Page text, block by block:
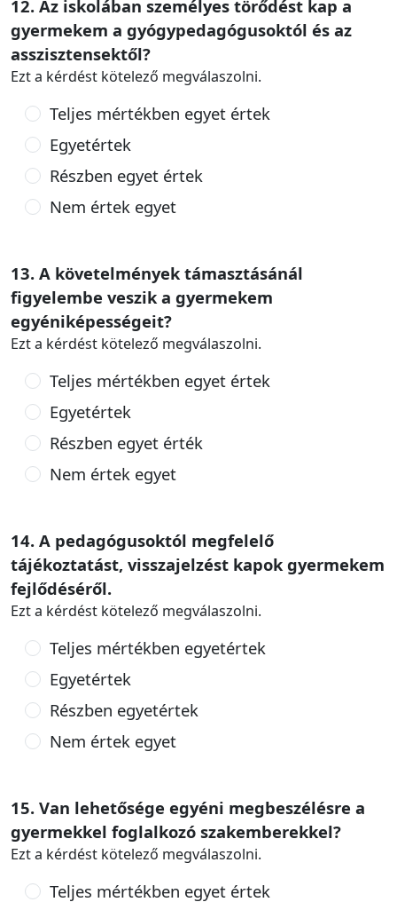
12. Az iskolában személyes törődést kap a
gyermekem a gyógypedagógusoktól és az
asszisztensektől?
Ezt a kérdést kötelező megválaszolni.
Teljes mértékben egyet értek
Egyetértek
Részben egyet értek
Nem értek egyet
13. A követelmények támasztásánál
figyelembe veszik a gyermekem
egyéniképességeit?
Ezt a kérdést kötelező megválaszolni.
Teljes mértékben egyet értek
Egyetértek
Részben egyet érték
Nem értek egyet
14. A pedagógusoktól megfelelő
tájékoztatást, visszajelzést kapok gyermekem
fejlődéséről.
Ezt a kérdést kötelező megválaszolni.
Teljes mértékben egyetértek
Egyetértek
Részben egyetértek
Nem értek egyet
15. Van lehetősége egyéni megbeszélésre a
gyermekkel foglalkozó szakemberekkel?
Ezt a kérdést kötelező megválaszolni.
Teljes mértékben egyet értek